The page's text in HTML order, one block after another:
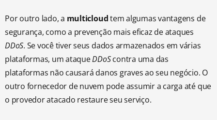
Por outro lado, a multicloudtem algumas vantagens de
segurança, como a prevenção mais eficaz de ataques
DDoS. Se você tiver seus dados armazenados em várias
plataformas, um ataqueDDoScontra uma das
plataformas não causará danos graves ao seu negócio. O
outro fornecedor de nuvem pode assumir a carga até que
o provedor atacado restaure seu serviço.